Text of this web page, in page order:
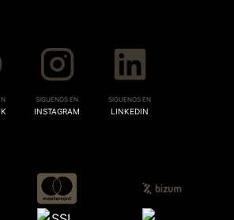
SIGUENOS EN
INSTAGRAM
SIGUENOS EN
LINKEDIN